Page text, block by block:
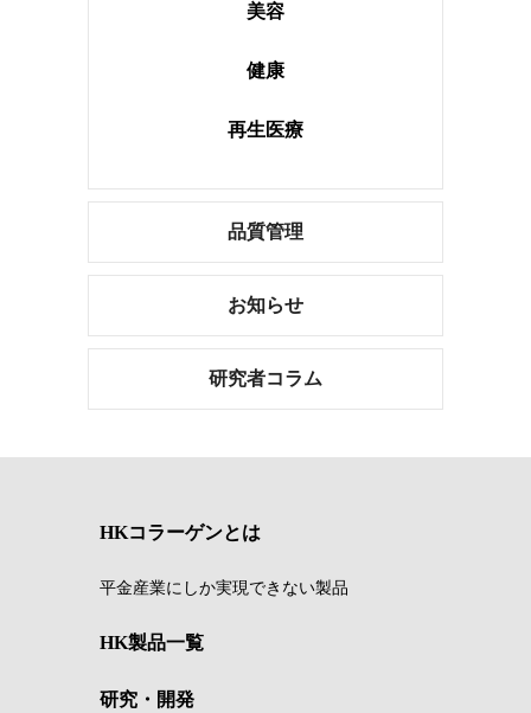
美容
健康
再生医療
品質管理
お知らせ
研究者コラム
HKコラーゲンとは
平金産業にしか実現できない製品
HK製品一覧
研究・開発